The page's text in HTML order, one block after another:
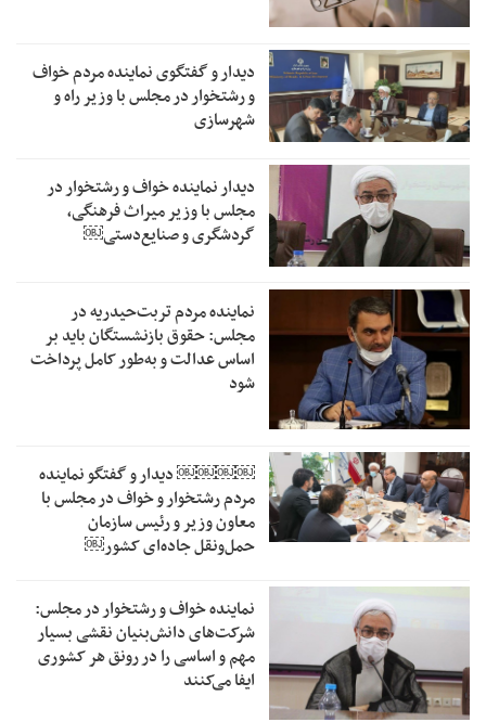
دیدار و گفتگوی نماینده مردم خواف
و رشتخوار در مجلس با وزیر راه و
شهرسازی
دیدار نماینده خواف و رشتخوار در
مجلس با وزیر میراث فرهنگی،
گردشگری و صنایع‌دستی￼
نماینده مردم تربت‌حیدریه در
مجلس: حقوق بازنشستگان باید بر
اساس عدالت و به‌طور کامل پرداخت
شود
￼￼￼￼‏ دیدار و گفتگو نماینده
مردم رشتخوار و خواف در مجلس با
معاون وزیر و رئیس سازمان
حمل‌ونقل جاده‌ای کشور￼
نماینده خواف و رشتخوار در مجلس:
شرکت‌های دانش‌بنیان نقشی بسیار
مهم و اساسی را در رونق هر کشوری
ایفا می‌کنند